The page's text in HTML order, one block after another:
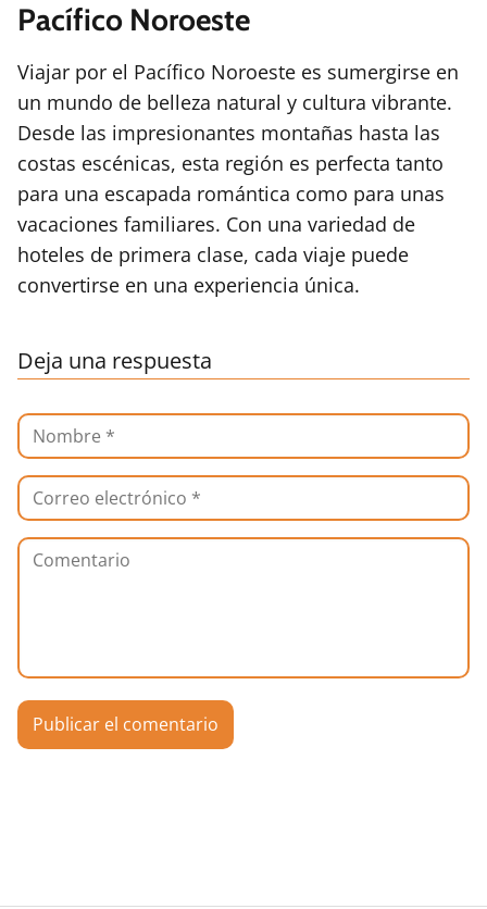
Pacífico Noroeste
Viajar por el Pacífico Noroeste es sumergirse en
un mundo de belleza natural y cultura vibrante.
Desde las impresionantes montañas hasta las
costas escénicas, esta región es perfecta tanto
para una escapada romántica como para unas
vacaciones familiares. Con una variedad de
hoteles de primera clase, cada viaje puede
convertirse en una experiencia única.
Deja una respuesta